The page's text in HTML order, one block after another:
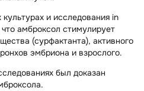
и исследования in
амброксол стимулирует
(сурфактанта), активного
эмбриона и взрослого.
был доказан